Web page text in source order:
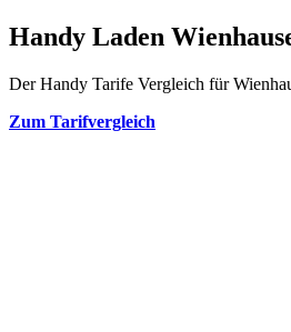
Handy Laden
Der Handy Tarife Vergleich für
Zum Tarifvergleich